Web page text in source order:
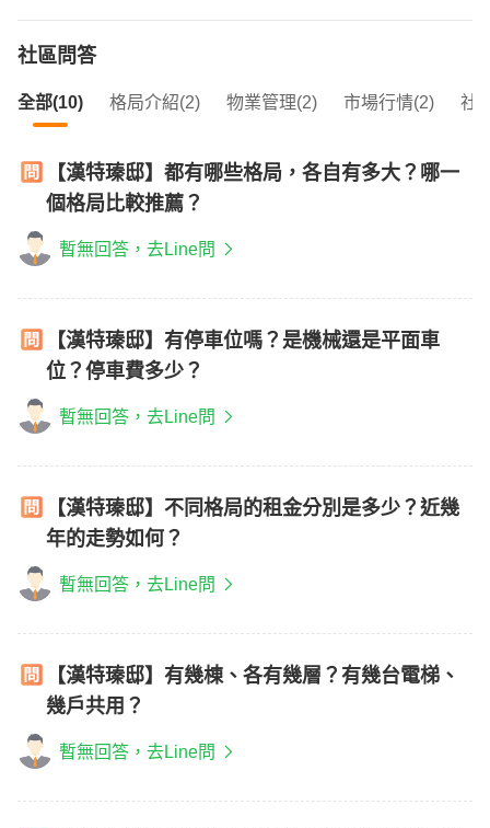
社區問答
全部(10) 格局介紹(2) 物業管理(2) 市場行情(2) 社
【漢特瑧邸】都有哪些格局，各自有多大？哪一
個格局比較推薦？
暫無回答，去Line問
【漢特瑧邸】有停車位嗎？是機械還是平面車
位？停車費多少？
暫無回答，去Line問
【漢特瑧邸】不同格局的租金分別是多少？近幾
年的走勢如何？
暫無回答，去Line問
【漢特瑧邸】有幾棟、各有幾層？有幾台電梯、
幾戶共用？
暫無回答，去Line問